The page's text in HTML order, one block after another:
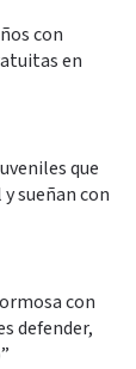
con
en
que
sueñan con
con
defender,